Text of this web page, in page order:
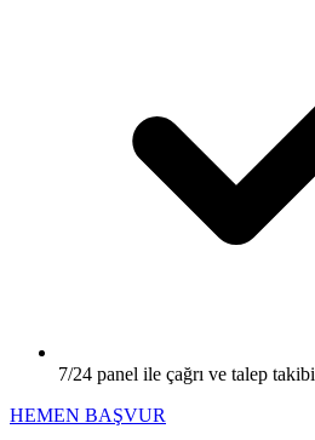
7/24 panel ile çağrı ve talep takibi
HEMEN BAŞVUR